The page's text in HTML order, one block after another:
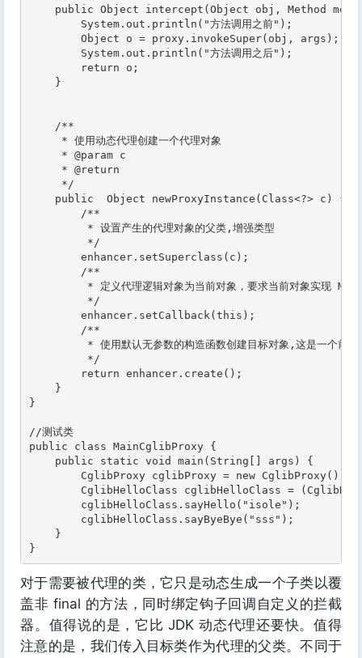
public Object intercept(Object obj, Method
        System.out.println("方法调用之前");
        Object o = proxy.invokeSuper(obj, args);
        System.out.println("方法调用之后");
        return o;
    }
    /**
     * 使用动态代理创建一个代理对象
     * @param c
     * @return
     */
    public  Object newProxyInstance(Class<?> c) {
        /**
         * 设置产生的代理对象的父类,增强类型
         */
        enhancer.setSuperclass(c);
        /**
* 定义代理逻辑对象为当前对象，要求当前对象实现
         */
        enhancer.setCallback(this);
        /**
* 使用默认无参数的构造函数创建目标对象,这是一个前提
         */
        return enhancer.create();
    }
}
//测试类
public class MainCglibProxy {
    public static void main(String[] args) {
        CglibProxy cglibProxy = new CglibProxy();
CglibHelloClass cglibHelloClass =
        cglibHelloClass.sayHello("isole");
        cglibHelloClass.sayByeBye("sss");
    }
}
对于需要被代理的类，它只是动态生成一个子类以覆
盖非 final 的方法，同时绑定钩子回调自定义的拦截
器。值得说的是，它比 JDK 动态代理还要快。值得
注意的是，我们传入目标类作为代理的父类。不同于